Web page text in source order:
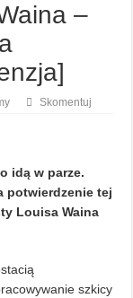
–
Skomentuj
idą w parze.
potwierdzenie tej
Louisa Waina
szkicy